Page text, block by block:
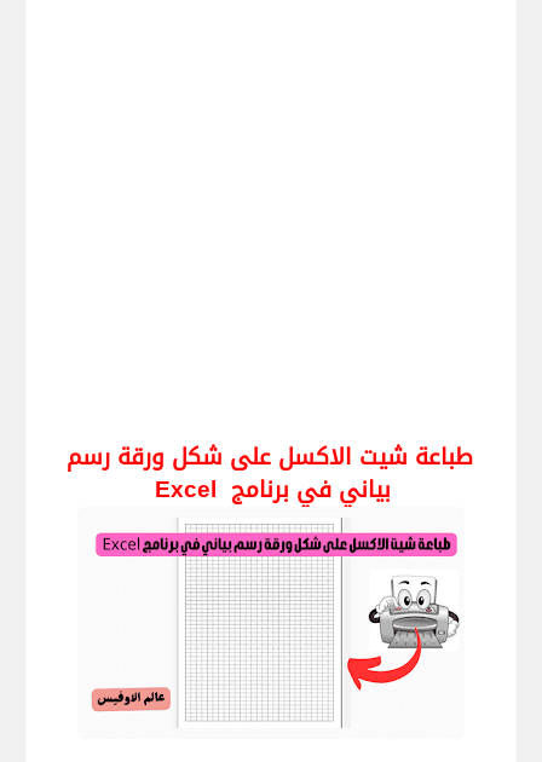
طباعة شيت الاكسل على شكل ورقة رسم
بياني في برنامج Excel